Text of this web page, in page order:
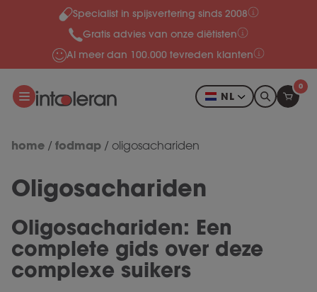
Meteen naar de content
Specialist in spijsvertering sinds 2008
Gratis advies van onze diëtisten
Al meer dan 100.000 tevreden klanten
NL
0
home / fodmap / oligosachariden
Oligosachariden
Oligosachariden: Een
complete gids over deze
complexe suikers